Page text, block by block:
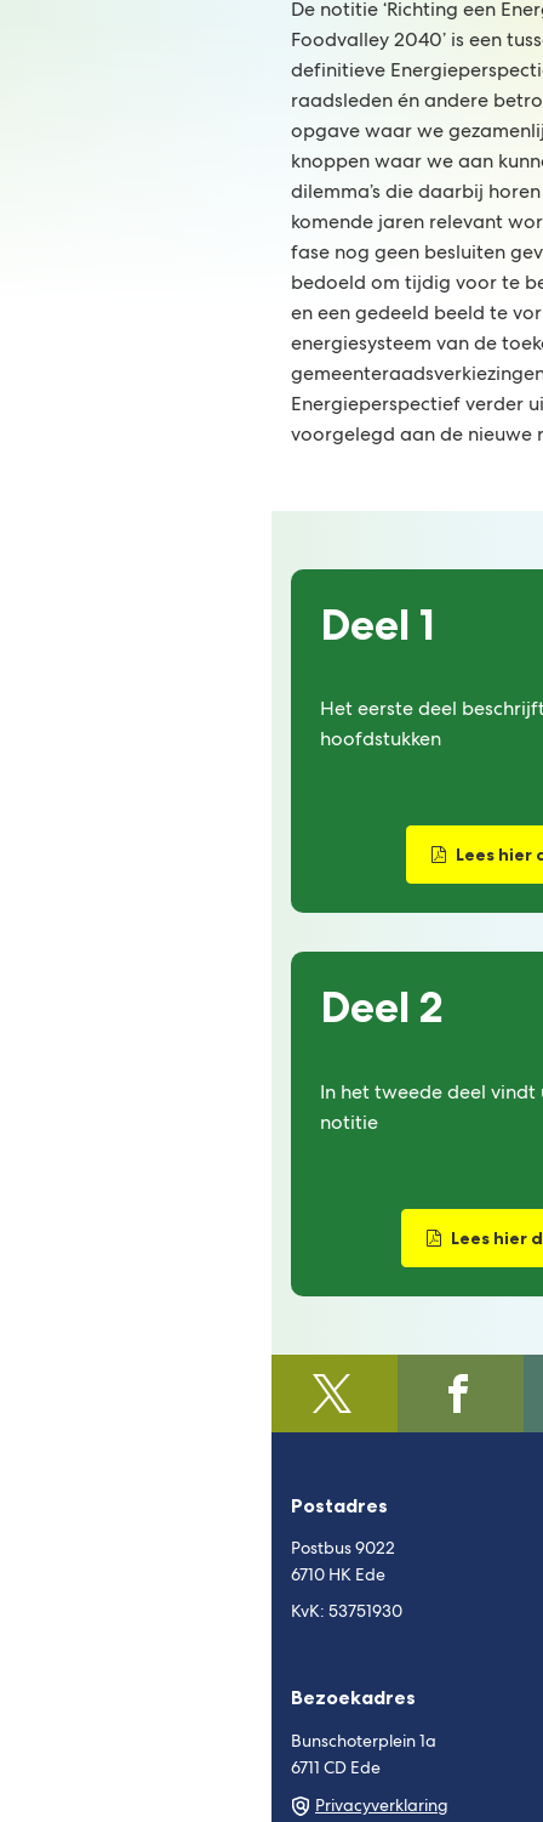
De notitie ‘Richting een
Foodvalley 2040’ is een
definitieve
raadsleden én andere
opgave waar we
knoppen waar we aan
dilemma’s die daarbij
komende jaren relevant
fase nog geen besluiten
bedoeld om tijdig voor te
en een gedeeld beeld te
energiesysteem van de
Energieperspectief verder
voorgelegd aan de nieuwe
Deel 1
Het eerste deel
hoofdstukken
Lees hier
Deel 2
In het tweede deel vindt
notitie
Lees hier
@regiofoodvalley
(Verwijst
naar
externe
naar
Postadres
Postbus 9022
6710 HK Ede
KvK: 53751930
Bezoekadres
Bunschoterplein 1a
6711 CD Ede
Privacyverklaring